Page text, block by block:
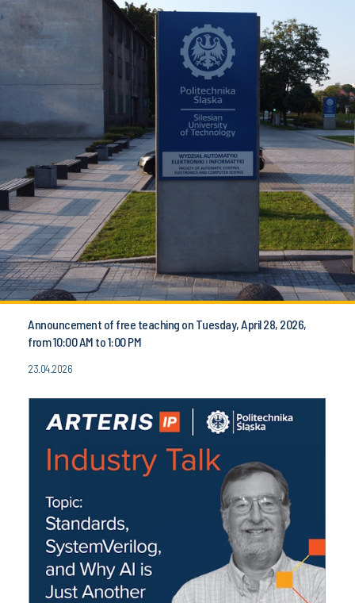
Announcement of free teaching on Tuesday, April 28, 2026,
from 10:00 AM to 1:00 PM
23.04.2026